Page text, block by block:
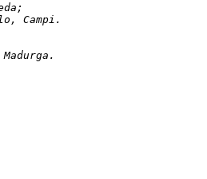
Campi.
Madurga.